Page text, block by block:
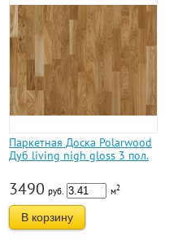
Паркетная Доска Polarwood
Дуб living nigh gloss 3 пол.
3490 руб. м2
В корзину